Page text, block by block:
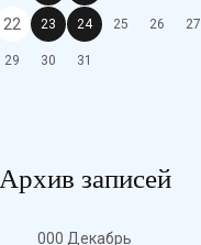
22 23 24 25 26 27
29 30 31
Архив записей
000 Декабрь